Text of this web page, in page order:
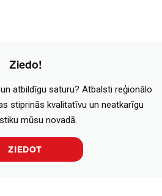
Ziedo!
atbildīgu saturu? Atbalsti reģionālo
stiprinās kvalitatīvu un neatkarīgu
mūsu novadā.
ZIEDOT